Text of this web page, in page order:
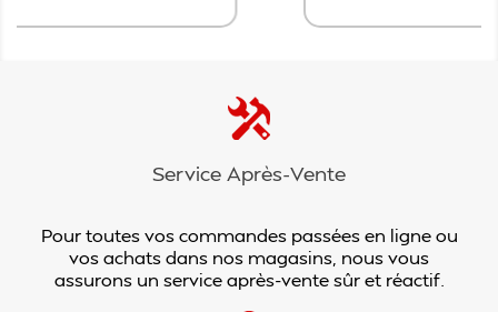
Service Après-Vente
Pour toutes vos commandes passées en ligne ou
vos achats dans nos magasins, nous vous
assurons un service après-vente sûr et réactif.